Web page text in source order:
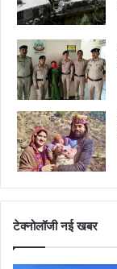
टेक्नोलॉजी नई खबर